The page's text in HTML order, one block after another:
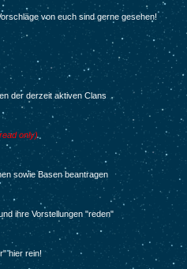
von euch sind gerne gesehen!
der derzeit aktiven Clans
only)
sowie Basen beantragen
ihre Vorstellungen "reden"
hier rein!